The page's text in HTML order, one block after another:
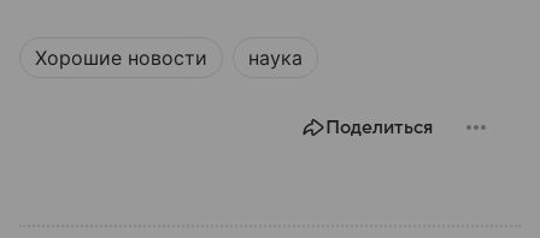
Хорошие новости наука
Поделиться